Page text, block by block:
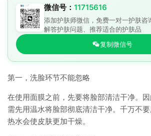
微信号： 11715616
添加护肤师微信，免费一对一护肤咨
解答护肤问题、推荐适合的护肤品
复制微信号
第一，洗脸环节不能忽略
在使用面膜之前，先要将脸部清洁干净。
需先用温水将脸部彻底清洁干净。千万不
热水会使皮肤更加干燥。